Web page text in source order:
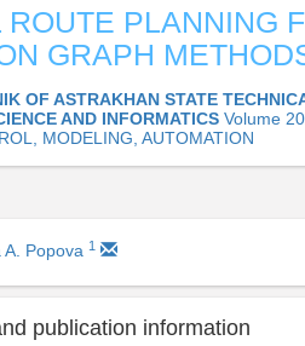
ROUTE PLANNING
GRAPH
OF ASTRAKHAN STATE
AND INFORMATICS Volume
MODELING, AUTOMATION
A. Popova 1
publication information